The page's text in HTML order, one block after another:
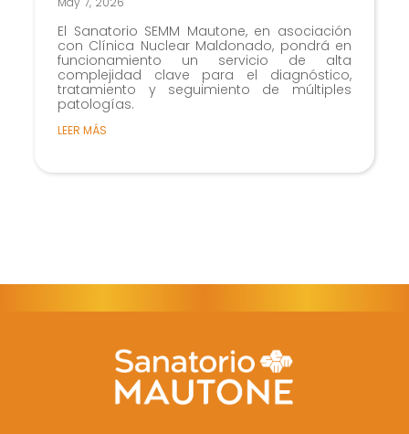
El Sanatorio SEMM Mautone, en asociación
con Clínica Nuclear Maldonado, pondrá en
funcionamiento un servicio de alta
complejidad clave para el diagnóstico,
tratamiento y seguimiento de múltiples
patologías.
LEER MÁS